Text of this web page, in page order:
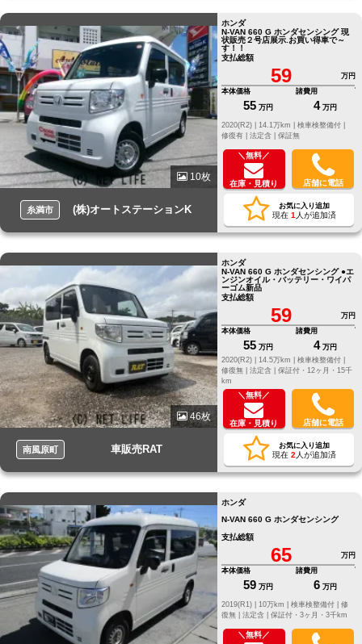
10枚
糸満市 (株)オートステーションK
ホンダ
N-VAN 660 G ホンダセンシング 現
状販売２号店展示.お買い得車で～
す！！
支払総額
59
万円
本体価格
55 万円
諸費用
4 万円
修復有 | 法定含 | 保証無
＼無料／
在庫・見積り 店舗に電話
お気に入り追加
現在 1 人が追加済
46枚
南風原町 車販売RAT
ホンダ
N-VAN 660 G ホンダセンシング ●エ
ンジンオイル・バッテリー・ワイパ
ーゴム新品
支払総額
59
万円
本体価格
55 万円
諸費用
4 万円
2020(R2) |
14.5万km |
検車検整備付 |
修復無 | 法定含 | 保証付・12ヶ月・15千
km
＼無料／
在庫・見積り 店舗に電話
お気に入り追加
現在 2 人が追加済
ホンダ
N-VAN 660 G ホンダセンシング
支払総額
65
万円
本体価格
59 万円
諸費用
6 万円
修
復無 | 法定含 | 保証付・3ヶ月・3千km
＼無料／